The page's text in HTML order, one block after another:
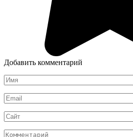
Добавить комментарий
Имя
*
Email
*
Сайт
Комментарий